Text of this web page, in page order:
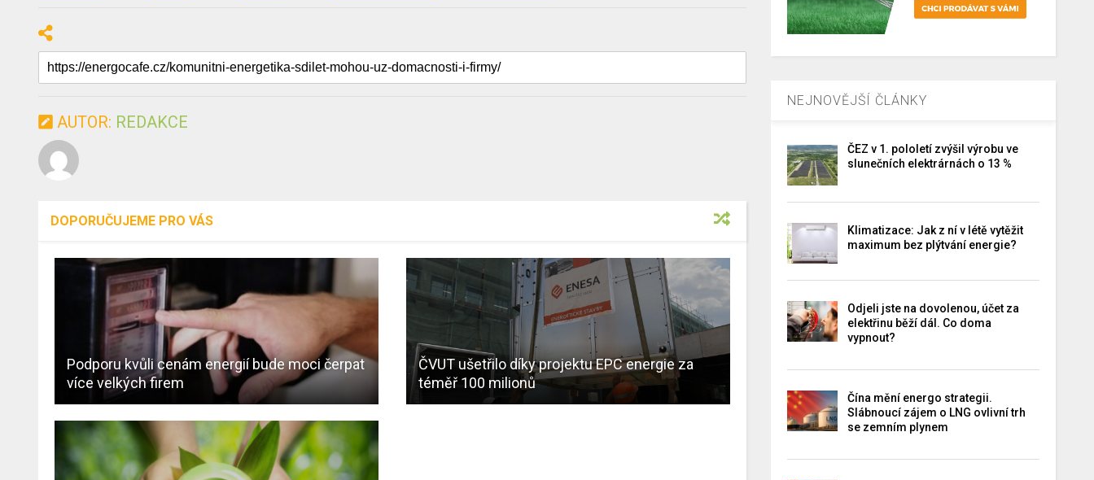
AUTOR: REDAKCE
DOPORUČUJEME PRO VÁS
Podporu kvůli cenám energií bude moci čerpat
více velkých firem
ČVUT ušetřilo díky projektu EPC energie za
téměř 100 milionů
NEJNOVĚJŠÍ ČLÁNKY
ČEZ v 1. pololetí zvýšil výrobu ve
slunečních elektrárnách o 13 %
Klimatizace: Jak z ní v létě vytěžit
maximum bez plýtvání energie?
Odjeli jste na dovolenou, účet za
elektřinu běží dál. Co doma
vypnout?
Čína mění energo strategii.
Slábnoucí zájem o LNG ovlivní trh
se zemním plynem